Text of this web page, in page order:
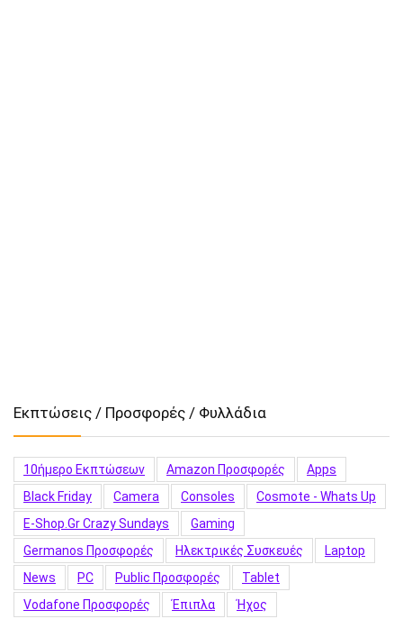
Εκπτώσεις / Προσφορές / Φυλλάδια
10ήμερο Εκπτώσεων Amazon Προσφορές
Apps
Black Friday
Camera Consoles
Cosmote - Whats Up
E-Shop.gr Crazy Sundays
Gaming
Germanos Προσφορές
Hλεκτρικές Συσκευές
Laptop
News
PC Public Προσφορές
Tablet
Vodafone Προσφορές
Έπιπλα Ήχος